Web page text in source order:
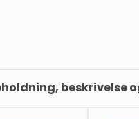
beskrivelse